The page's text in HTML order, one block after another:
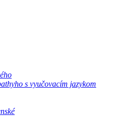
s vyučovacím jazykom